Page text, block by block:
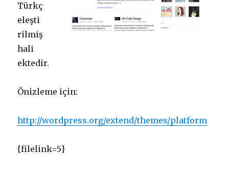
Türkç
eleşti
rilmiş
hali
ektedir.
Önizleme için:
http://wordpress.org/extend/themes/platform
{filelink=5}